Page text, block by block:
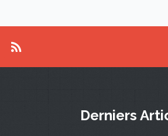
Derniers